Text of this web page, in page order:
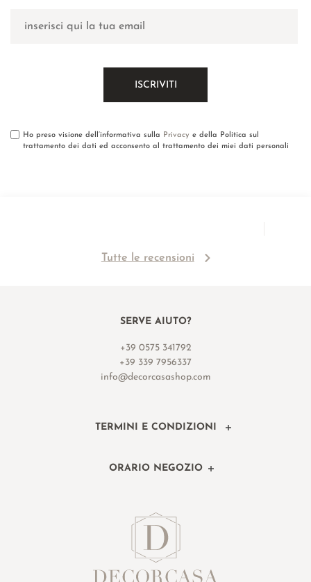
Ho preso visione dell’informativa sulla Privacy e della Politica sul
trattamento dei dati ed acconsento al trattamento dei miei dati personali
Tutte le recensioni
SERVE AIUTO?
+39 0575 341792
+39 339 7956337
info@decorcasashop.com
TERMINI E CONDIZIONI
ORARIO NEGOZIO